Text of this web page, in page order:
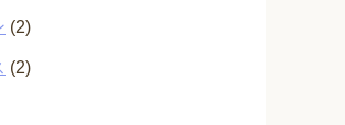
(2)
(2)